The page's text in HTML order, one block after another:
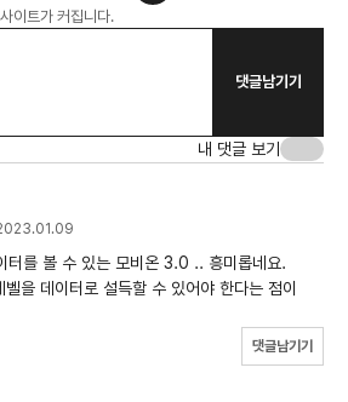
이트가 커집니다.
댓글남기기
내 댓글 보기
터를 볼 수 있는 모비온 3.0 .. 흥미롭네요.
을 데이터로 설득할 수 있어야 한다는 점이
댓글남기기